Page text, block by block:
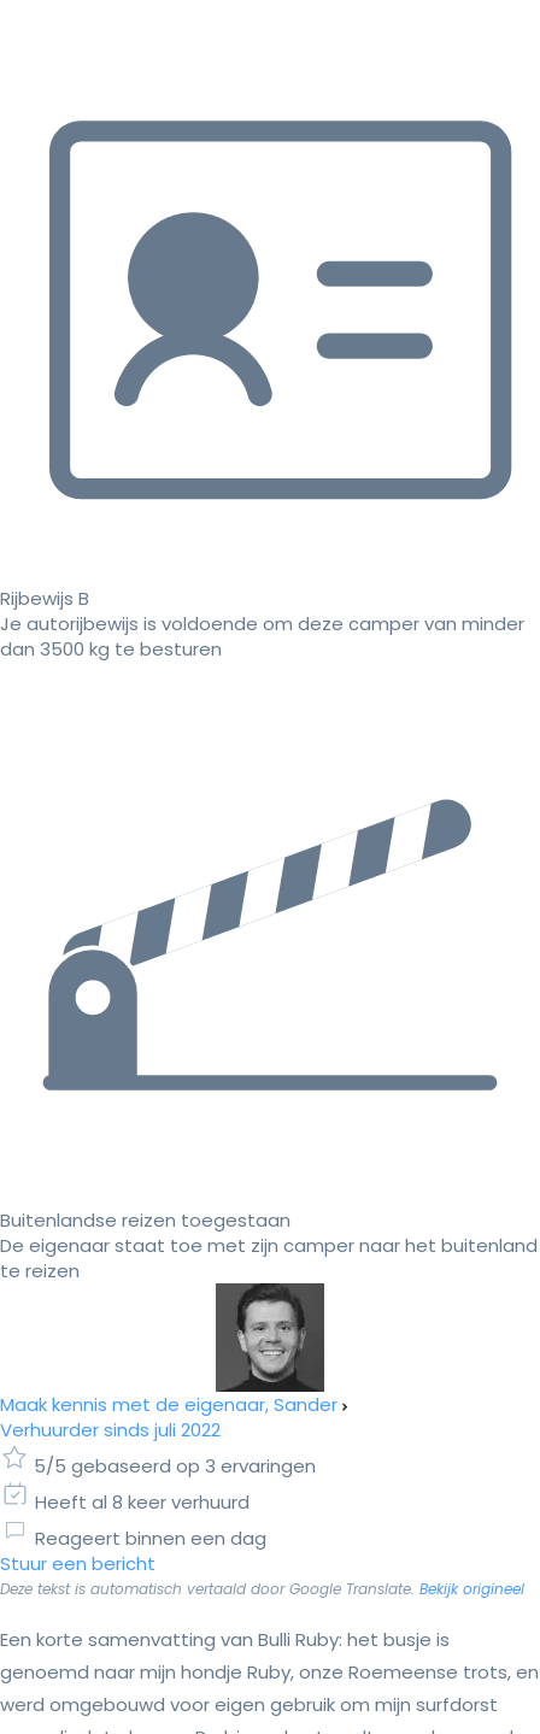
Rijbewijs B
Je autorijbewijs is voldoende om deze camper van minder
dan 3500 kg te besturen
Buitenlandse reizen toegestaan
De eigenaar staat toe met zijn camper naar het buitenland
te reizen
Maak kennis met de eigenaar, Sander
Verhuurder sinds juli 2022
5/5 gebaseerd op 3 ervaringen
Heeft al 8 keer verhuurd
Reageert binnen een dag
Stuur een bericht
Deze tekst is automatisch vertaald door Google Translate. Bekijk origineel
Een korte samenvatting van Bulli Ruby: het busje is
genoemd naar mijn hondje Ruby, onze Roemeense trots, en
werd omgebouwd voor eigen gebruik om mijn surfdorst